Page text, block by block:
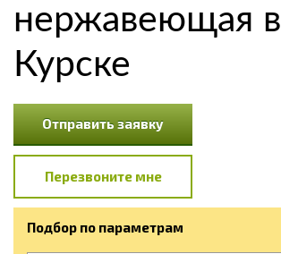
нержавеющая в
Курске
Отправить заявку
Перезвоните мне
Подбор по параметрам